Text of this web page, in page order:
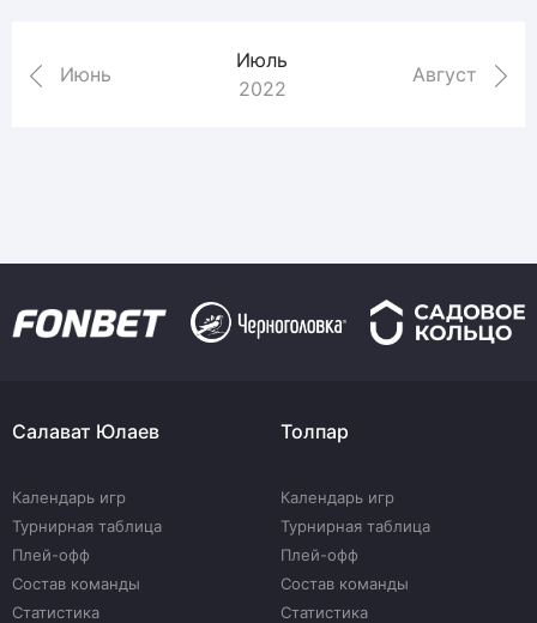
Июнь
Июль
2022
Август
Салават Юлаев
Календарь игр
Турнирная таблица
Плей-офф
Состав команды
Статистика
Толпар
Календарь игр
Турнирная таблица
Плей-офф
Состав команды
Статистика